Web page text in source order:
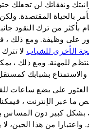
ونفقاتك لن تجعلك
بالحياة المقتصدة.
بأكثر من ترك النقود
على وظيفة. ومع ذلك ،
الأخرى للشباب لا
للمهنة. ومع ذلك ،
بشبابك
على بضع ساعات
عبر الإنترنت ،
بشكل كبير دون المساس
واعتبارا من هذا الحين،